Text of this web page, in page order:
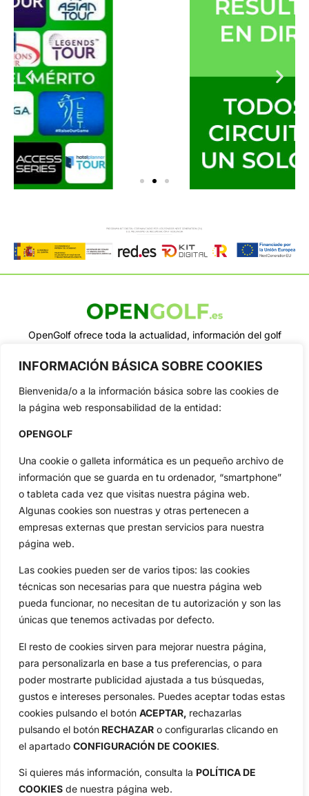
INFORMACIÓN BÁSICA SOBRE COOKIES
Bienvenida/o a la información básica sobre las cookies de
la página web responsabilidad de la entidad:
OPENGOLF
Una cookie o galleta informática es un pequeño archivo de
información que se guarda en tu ordenador, “smartphone”
o tableta cada vez que visitas nuestra página web.
Algunas cookies son nuestras y otras pertenecen a
empresas externas que prestan servicios para nuestra
página web.
Las cookies pueden ser de varios tipos: las cookies
técnicas son necesarias para que nuestra página web
pueda funcionar, no necesitan de tu autorización y son las
únicas que tenemos activadas por defecto.
El resto de cookies sirven para mejorar nuestra página,
para personalizarla en base a tus preferencias, o para
poder mostrarte publicidad ajustada a tus búsquedas,
gustos e intereses personales. Puedes aceptar todas estas
cookies pulsando el botón ACEPTAR, rechazarlas
pulsando el botón RECHAZAR o configurarlas clicando en
el apartado CONFIGURACIÓN DE COOKIES.
Si quieres más información, consulta la POLÍTICA DE
COOKIES de nuestra página web.
OpenGolf ofrece toda la actualidad, información del golf
Jon Rahm, LIV Golf, PGA Tour, Ryder Cup, DP World Tour, LPGA
Tour...
Categorias
Inicio
Actualidad
Circuitos
Especiales
Jon Rahm
Vídeos
De Interés
Compañía
Aviso Legal
Política de Privacidad
Política de Cookies
Publicidad
Newsletters
Copyright © 2025 OpenGolf | Diseño por TecnoQuatre